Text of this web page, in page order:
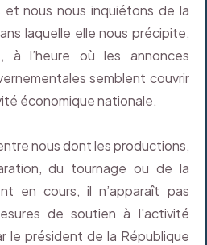
nous nous inquiétons de la
laquelle elle nous précipite,
à l’heure où les annonces
semblent couvrir
économique nationale.
nous dont les productions,
du tournage ou de la
en cours, il n’apparaît pas
de soutien à l'activité
le président de la République